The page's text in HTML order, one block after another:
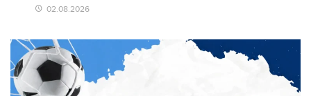
02.08.2026